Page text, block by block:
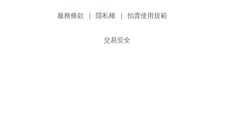
服務條款 | 隱私權 | 拍賣使用規範
交易安全